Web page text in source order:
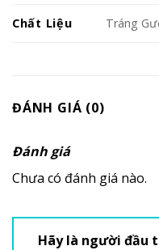
Chất Liệu Tráng
ĐÁNH GIÁ (0)
Đánh giá
Chưa có đánh giá nào.
Hãy là người đầu